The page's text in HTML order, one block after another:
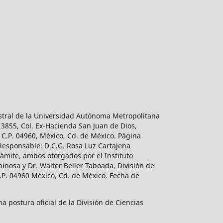
de la Universidad Autónoma Metropolitana
Col. Ex-Hacienda San Juan de Dios,
04960, México, Cd. de México. Página
D.C.G. Rosa Luz Cartajena
ambos otorgados por el Instituto
y Dr. Walter Beller Taboada, División de
04960 México, Cd. de México. Fecha de
postura oficial de la División de Ciencias